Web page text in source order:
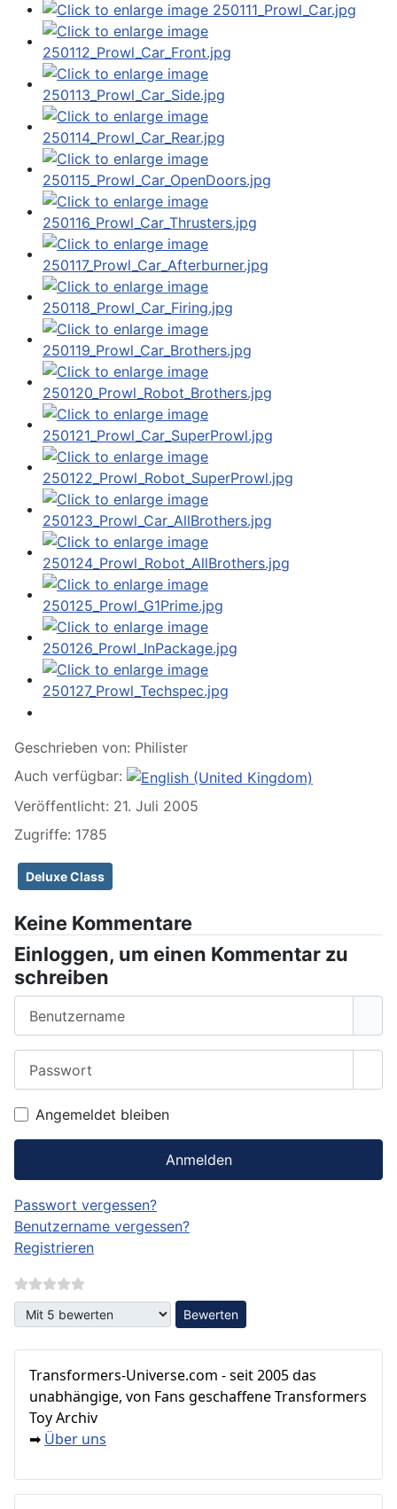
Geschrieben von: Philister
Auch verfügbar:
Veröffentlicht: 21. Juli 2005
Zugriffe: 1785
Deluxe Class
Keine Kommentare
Einloggen, um einen Kommentar zu
schreiben
Angemeldet bleiben
Anmelden
Passwort vergessen?
Benutzername vergessen?
Registrieren
Bitte bewerten
Transformers‑Universe.com - seit 2005 das
unabhängige, von Fans geschaffene Transformers
Toy Archiv
➡ Über uns